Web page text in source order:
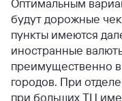
Оптимальным
будут дорожные
пункты имеются
иностранные
преимущественно в
городов. При
при больших ТЦ